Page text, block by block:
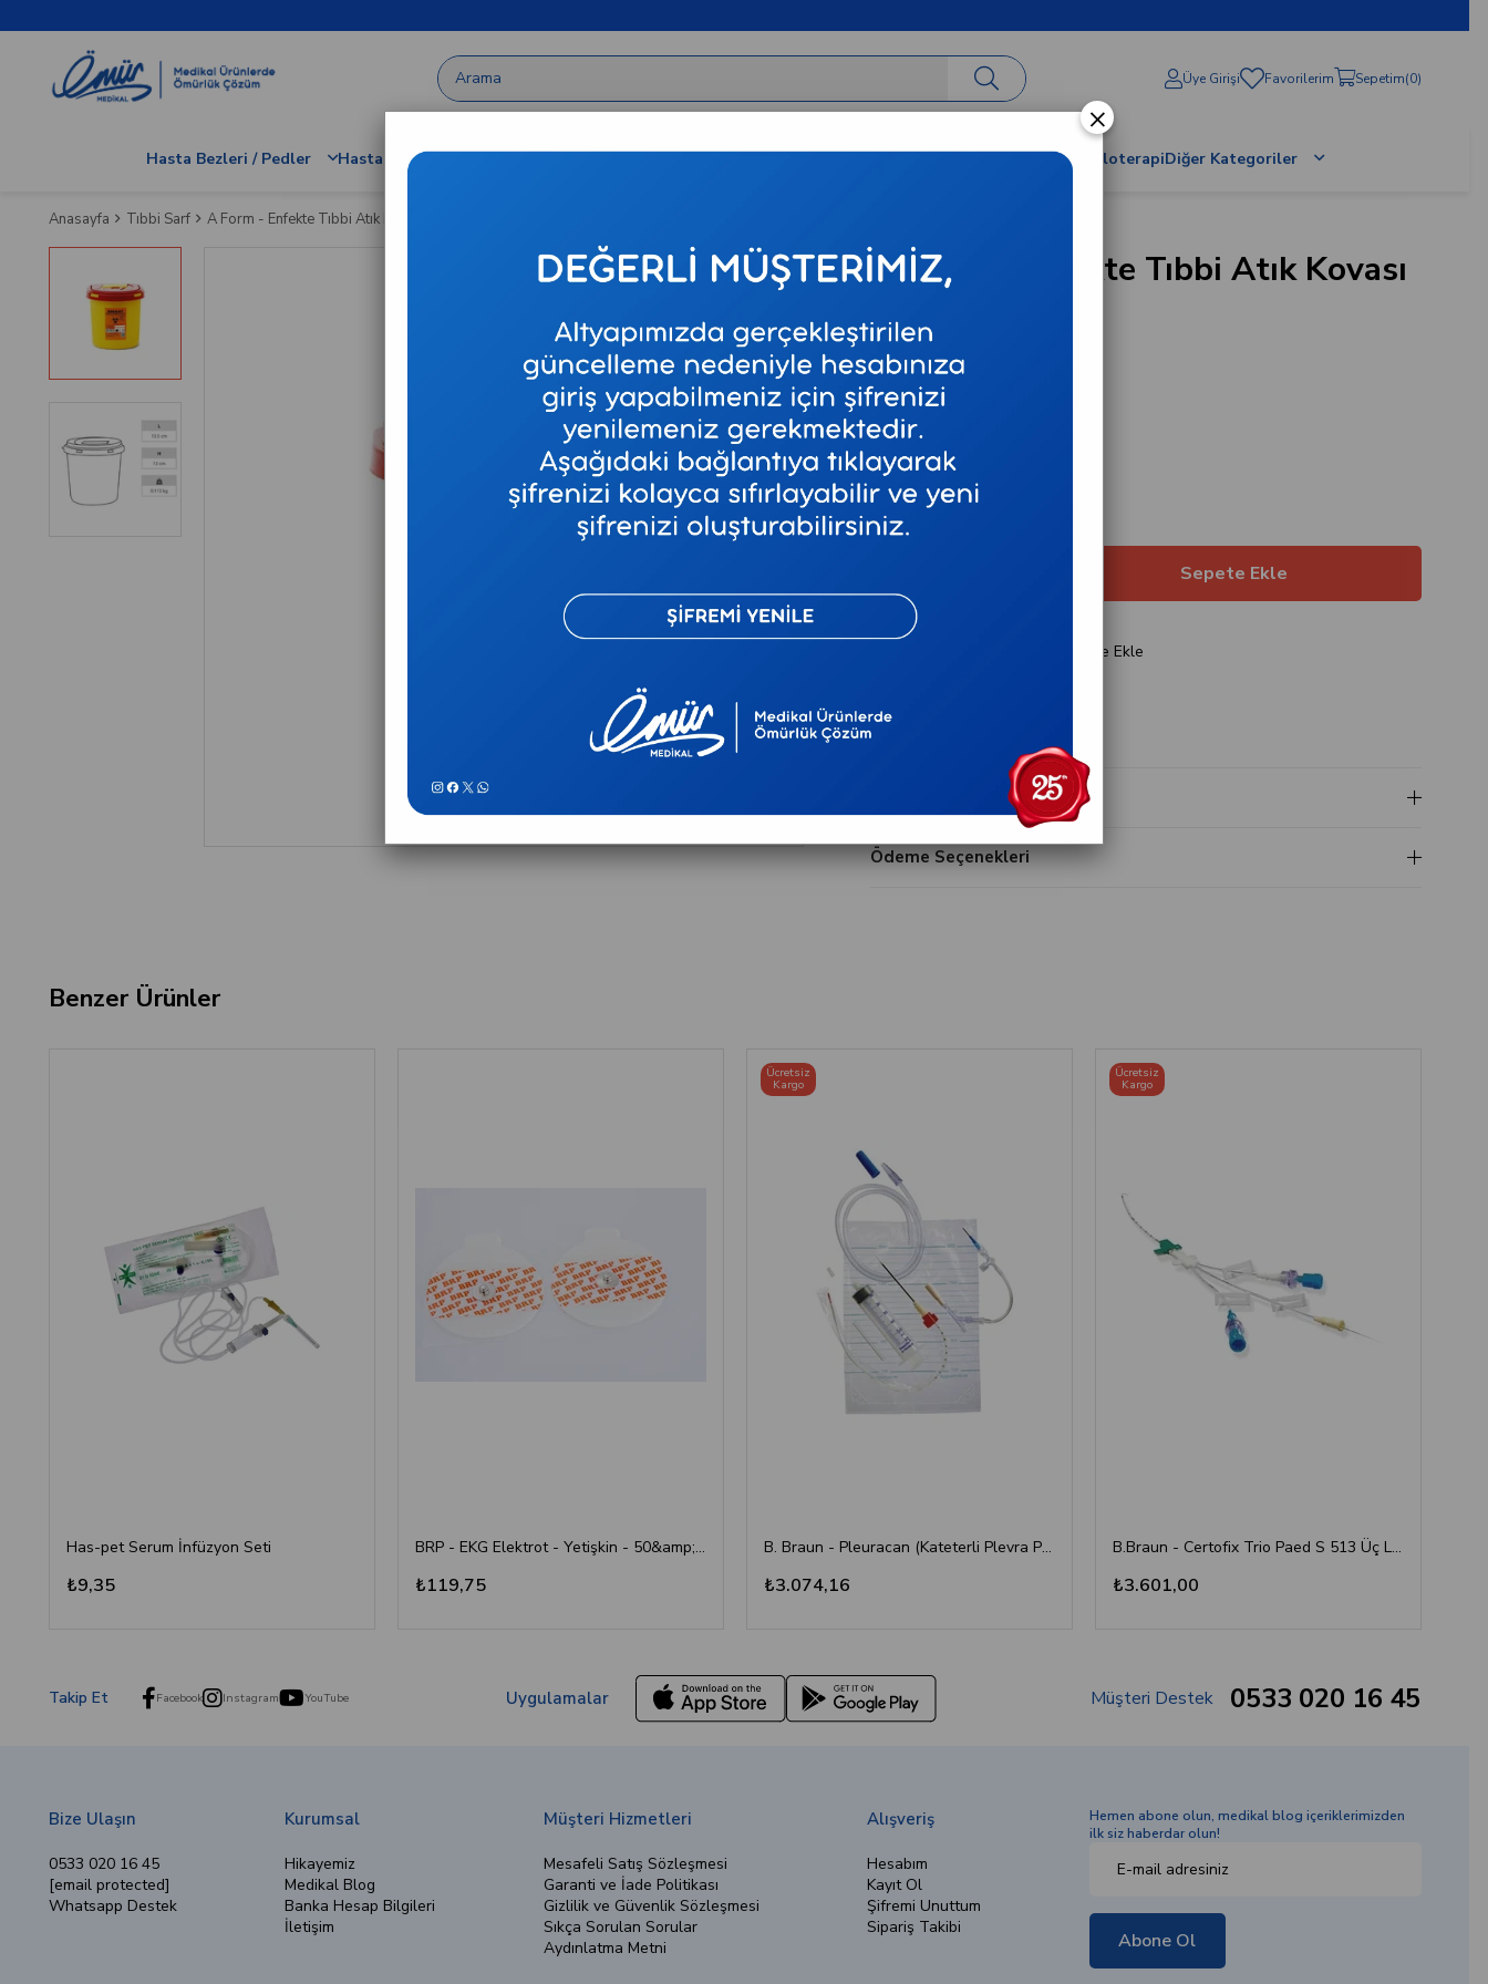
Üye Girişi Favorilerim Sepetim 0
Hasta Bezleri / Pedler Hastane / Klinik Demirbaşlar Tıbbi Cihazlar Tıbbi Sarf Varis Çorapları Neural Terapi / ProloterapiDiğer Kategoriler
Anasayfa Tıbbi Sarf A Form - Enfekte Tıbbi Atık Kovası - 1.3 lt
A Form - Enfekte Tıbbi Atık Kovası
- 1.3 lt
Stok Kodu
EA 13
Marka : A FORM
₺28,07
₺3,72 `den başlayan taksitlerle
Favorilere Ekle
Ödeme Seçenekleri
Benzer Ürünler
Has-pet Serum İnfüzyon Seti
₺9,35
BRP - EKG Elektrot - Yetişkin - 50&amp;#39;li
₺119,75
B. Braun - Pleuracan (Kateterli Plevra Ponksiyon Seti)
₺3.074,16
Ücretsiz
Kargo
B.Braun - Certofix Trio Paed S 513 Üç Lümenli Santral Venöz Kateter İnfüzyon Seti (5F / 13 cm)
₺3.601,00
Ücretsiz
Kargo
Takip Et Facebook Instagram YouTube Uygulamalar Müşteri Destek 0533 020 16 45
Bize Ulaşın
0533 020 16 45
[email protected]
Whatsapp Destek
Kurumsal
Hikayemiz
Medikal Blog
Banka Hesap Bilgileri
İletişim
Müşteri Hizmetleri
Mesafeli Satış Sözleşmesi
Garanti ve İade Politikası
Gizlilik ve Güvenlik Sözleşmesi
Sıkça Sorulan Sorular
Aydınlatma Metni
Alışveriş
Hesabım
Kayıt Ol
Şifremi Unuttum
Sipariş Takibi
Hemen abone olun, medikal blog içeriklerimizden
ilk siz haberdar olun!
Abone Ol
×